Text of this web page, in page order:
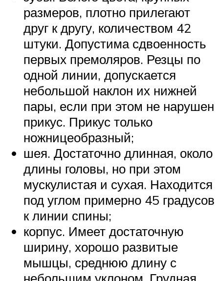
размеров, плотно прилегают
друг к другу, количеством 42
штуки. Допустима сдвоенность
первых премоляров. Резцы по
одной линии, допускается
небольшой наклон их нижней
пары, если при этом не нарушен
прикус. Прикус только
ножницеобразный;
шея. Достаточно длинная, около
длины головы, но при этом
мускулистая и сухая. Находится
под углом примерно 45 градусов
к линии спины;
корпус. Имеет достаточную
ширину, хорошо развитые
мышцы, среднюю длину с
небольшим уклоном. Грудная